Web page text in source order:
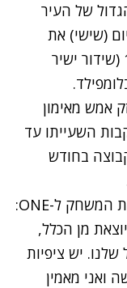
של העיר
(שישי) את
ההכנות לקראת המשחק מחר ב-19:30 (שידור ישיר
אמש מאימון
השעייתו עד
בחודש
מרקו בלבול, מאמן הקבוצה אמר לקראת המשחק ל-ONE:
מן הכלל,
יש ציפיות
ואני מאמין